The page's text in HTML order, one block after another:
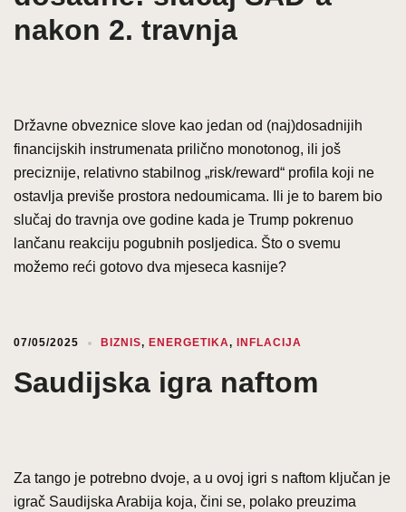
nakon 2. travnja
Državne obveznice slove kao jedan od (naj)dosadnijih
financijskih instrumenata prilično monotonog, ili još
preciznije, relativno stabilnog „risk/reward“ profila koji ne
ostavlja previše prostora nedoumicama. Ili je to barem bio
slučaj do travnja ove godine kada je Trump pokrenuo
lančanu reakciju pogubnih posljedica. Što o svemu
možemo reći gotovo dva mjeseca kasnije?
07/05/2025 BIZNIS, ENERGETIKA, INFLACIJA
Saudijska igra naftom
Za tango je potrebno dvoje, a u ovoj igri s naftom ključan je
igrač Saudijska Arabija koja, čini se, polako preuzima